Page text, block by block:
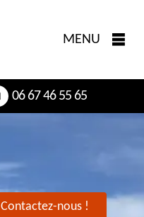
MENU
06 67 46 55 65
Contactez-nous !